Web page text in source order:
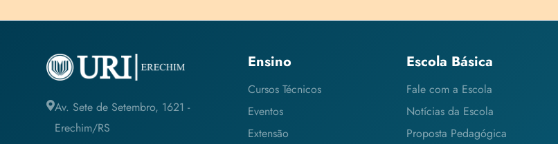
Av. Sete de Setembro, 1621 -
Erechim/RS
Ensino
Cursos Técnicos
Eventos
Extensão
Escola Básica
Fale com a Escola
Notícias da Escola
Proposta Pedagógica